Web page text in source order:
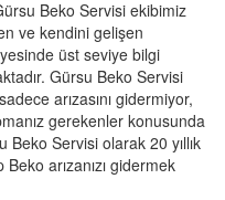
Beko Servisi ekibimiz
ve kendini gelişen
üst seviye bilgi
Gürsu Beko Servisi
arızasını gidermiyor,
gerekenler konusunda
Beko Servisi olarak 20 yıllık
arızanızı gidermek